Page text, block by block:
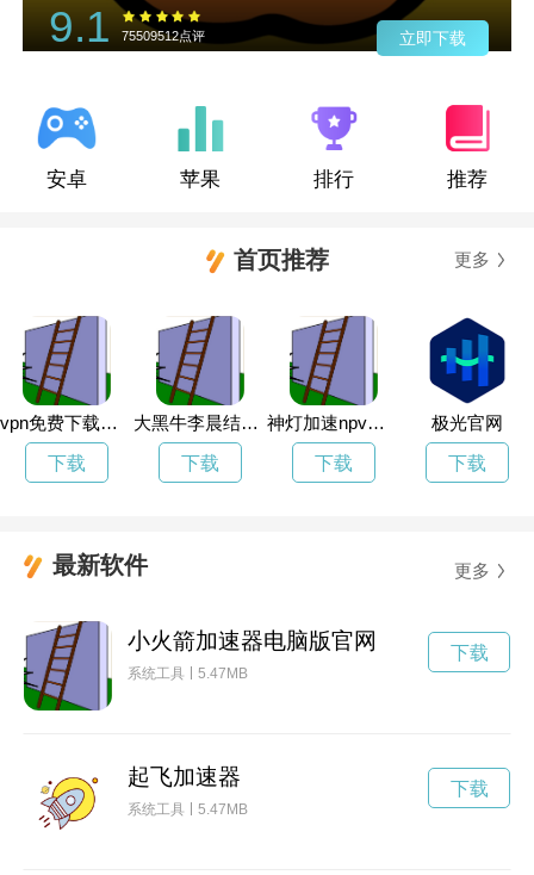
9.1 75509512点评 立即下载
安卓 苹果 排行 推荐
首页推荐 更多
vpn免费下载电脑版
下载
大黑牛李晨结婚了吗
下载
神灯加速npv官网
下载
极光官网
下载
最新软件 更多
小火箭加速器电脑版官网
系统工具 5.47MB
下载
起飞加速器
系统工具 5.47MB
下载